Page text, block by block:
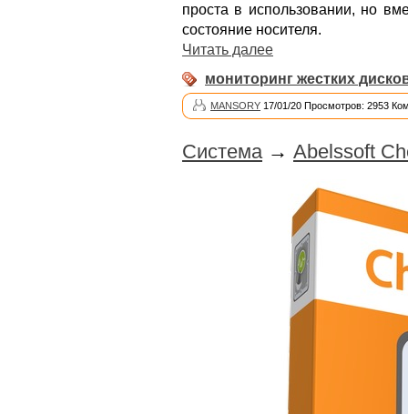
проста в использовании, но
состояние носителя.
Читать далее
мониторинг жестких
MANSORY 17/01/20 Просмотров: 2953
Система → Abelssoft